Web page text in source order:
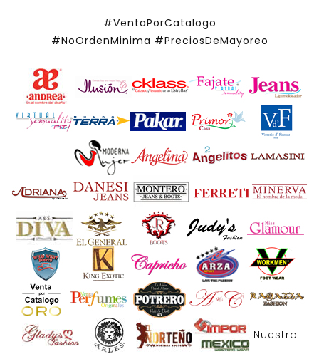
#VentaPorCatalogo
#NoOrdenMinima #PreciosDeMayoreo
Nuestro